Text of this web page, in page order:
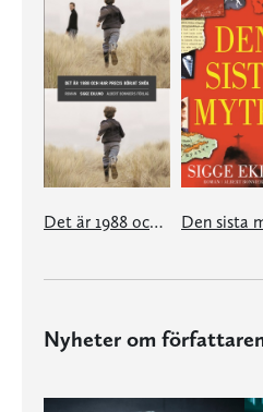
Det är 1988 och har precis börjat snöa Den sista
Nyheter om